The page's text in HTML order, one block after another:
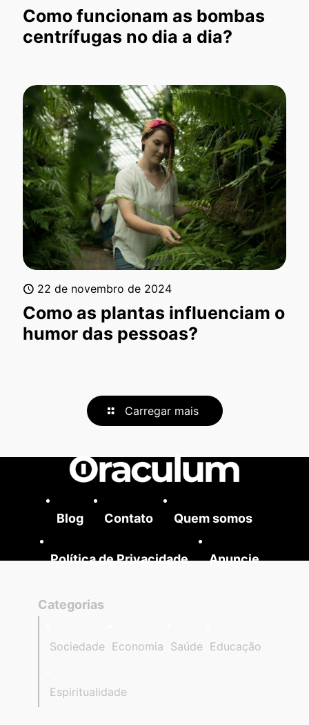
Como funcionam as bombas
centrífugas no dia a dia?
22 de novembro de 2024
Como as plantas influenciam o
humor das pessoas?
Carregar mais
Blog Contato Quem somos
Política de Privacidade Anuncie
Categorias
Sociedade Economia Saúde Educação
Espiritualidade